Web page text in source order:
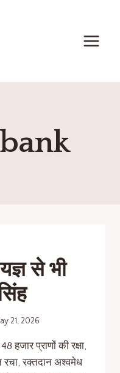
से भी
21, 2026
हजार प्राणों की रक्षा,
रचा, रक्तदान अश्वमेध